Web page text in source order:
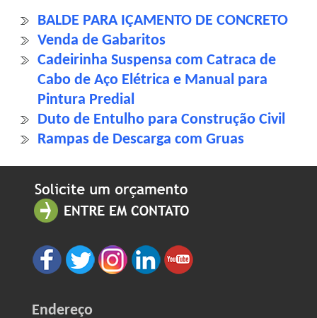
BALDE PARA IÇAMENTO DE CONCRETO
Venda de Gabaritos
Cadeirinha Suspensa com Catraca de
Cabo de Aço Elétrica e Manual para
Pintura Predial
Duto de Entulho para Construção Civil
Rampas de Descarga com Gruas
Endereço